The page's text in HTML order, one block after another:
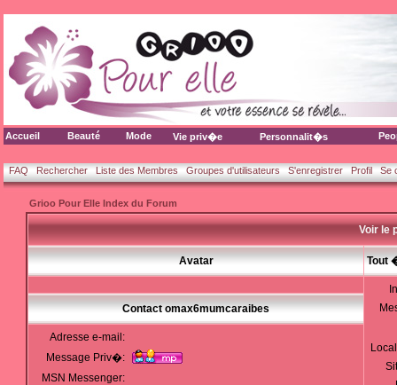
Accueil Beauté Mode Vie priv�e Personnalit�s
FAQ Rechercher Liste des Membres Groupes d'utilisateurs S'enregistrer Profil Se
Grioo Pour Elle Index du Forum
Voir le
Avatar Tout
Contact omax6mumcaraibes
Adresse e-mail:
Message Priv�:
MSN Messenger: